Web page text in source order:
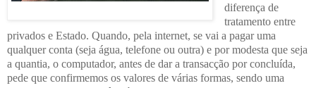
diferença de
tratamento entre
privados e Estado. Quando, pela internet, se vai a pagar uma
qualquer conta (seja água, telefone ou outra) e por modesta que seja
a quantia, o computador, antes de dar a transacção por concluída,
pede que confirmemos os valores de várias formas, sendo uma